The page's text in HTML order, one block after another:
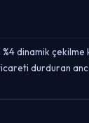
%4 dinamik çekilme
durduran